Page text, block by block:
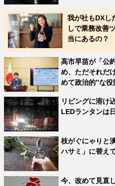
我が社もDXし
しで業務改善
当にあるの？
高市早苗が「公
め、ただそれだ
めて政治的”な役
リビングに溶け
LEDランタンは
枝がぐにゃりと
ハサミ」に替え
今、改めて見直